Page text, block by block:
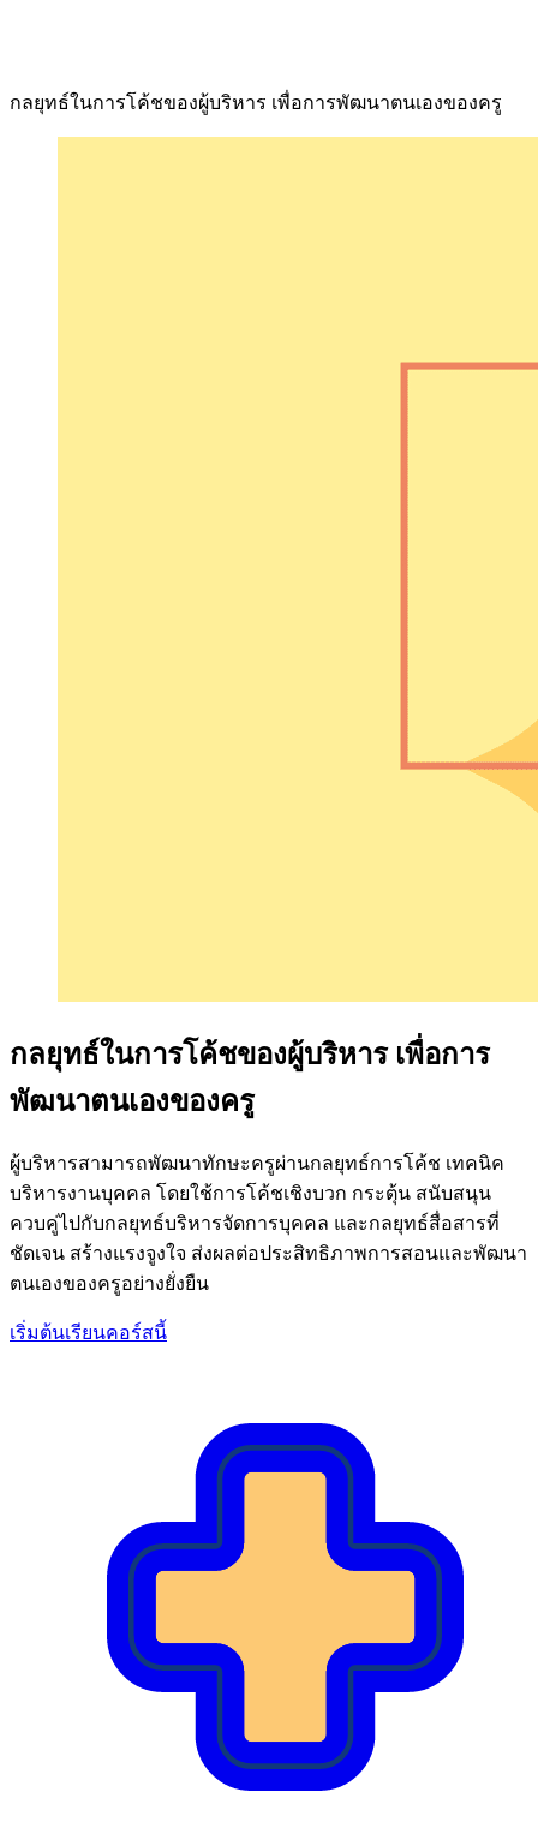
กลยุทธ์ในการโค้ชของผู้บริหาร เพื่อการพัฒนาตนเองของครู
กลยุทธ์ในการโค้ชของผู้บริหาร เพื่อการ
พัฒนาตนเองของครู
ผู้บริหารสามารถพัฒนาทักษะครูผ่านกลยุทธ์การโค้ช เทคนิค
บริหารงานบุคคล โดยใช้การโค้ชเชิงบวก กระตุ้น สนับสนุน
ควบคู่ไปกับกลยุทธ์บริหารจัดการบุคคล และกลยุทธ์สื่อสารที่
ชัดเจน สร้างแรงจูงใจ ส่งผลต่อประสิทธิภาพการสอนและพัฒนา
ตนเองของครูอย่างยั่งยืน
เริ่มต้นเรียนคอร์สนี้